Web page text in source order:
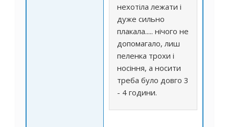
нехотіла лежати і
дуже сильно
плакала..... нічого не
допомагало, лиш
пеленка трохи і
носіння, а носити
треба було довго 3
- 4 години.